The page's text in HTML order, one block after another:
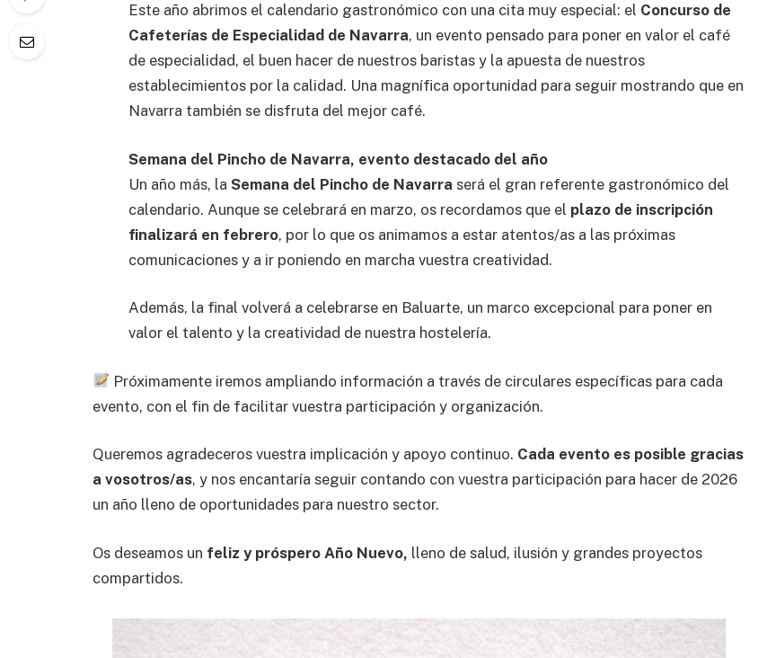
Este año abrimos el calendario gastronómico con una cita muy especial: el Concurso de
Cafeterías de Especialidad de Navarra, un evento pensado para poner en valor el café
de especialidad, el buen hacer de nuestros baristas y la apuesta de nuestros
establecimientos por la calidad. Una magnífica oportunidad para seguir mostrando que en
Navarra también se disfruta del mejor café.
Semana del Pincho de Navarra, evento destacado del año
Un año más, la Semana del Pincho de Navarra será el gran referente gastronómico del
calendario. Aunque se celebrará en marzo, os recordamos que el plazo de inscripción
finalizará en febrero, por lo que os animamos a estar atentos/as a las próximas
comunicaciones y a ir poniendo en marcha vuestra creatividad.
Además, la final volverá a celebrarse en Baluarte, un marco excepcional para poner en
valor el talento y la creatividad de nuestra hostelería.
Próximamente iremos ampliando información a través de circulares específicas para cada
evento, con el fin de facilitar vuestra participación y organización.
Queremos agradeceros vuestra implicación y apoyo continuo. Cada evento es posible gracias
a vosotros/as, y nos encantaría seguir contando con vuestra participación para hacer de 2026
un año lleno de oportunidades para nuestro sector.
Os deseamos un feliz y próspero Año Nuevo, lleno de salud, ilusión y grandes proyectos
compartidos.